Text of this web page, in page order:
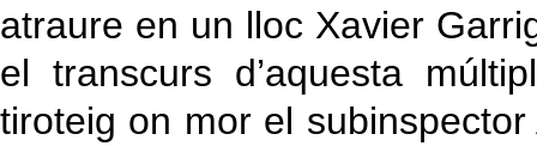
atraure en un lloc Xavier
el transcurs d’aquesta
tiroteig on mor el